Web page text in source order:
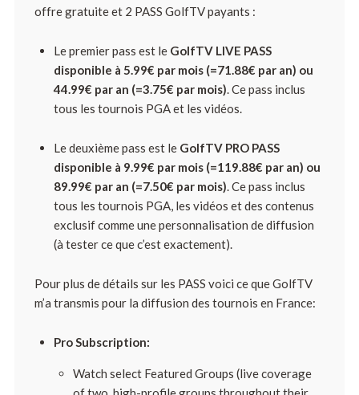
offre gratuite et 2 PASS GolfTV payants :
Le premier pass est le GolfTV LIVE PASS
disponible à 5.99€ par mois (=71.88€ par an) ou
44.99€ par an (=3.75€ par mois). Ce pass inclus
tous les tournois PGA et les vidéos.
Le deuxième pass est le GolfTV PRO PASS
disponible à 9.99€ par mois (=119.88€ par an) ou
89.99€ par an (=7.50€ par mois). Ce pass inclus
tous les tournois PGA, les vidéos et des contenus
exclusif comme une personnalisation de diffusion
(à tester ce que c’est exactement).
Pour plus de détails sur les PASS voici ce que GolfTV
m’a transmis pour la diffusion des tournois en France:
Pro Subscription:
Watch select Featured Groups (live coverage